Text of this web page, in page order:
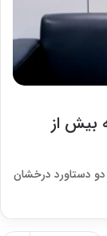
به بیش از
دستاورد درخشان